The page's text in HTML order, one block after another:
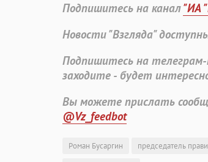
Подпишитесь на канал"ИА
Новости "Взгляда"
Подпишитесь на телеграм-
заходите - будет
Вы можете прислать
@Vz_feedbot
Роман Бусаргин председатель